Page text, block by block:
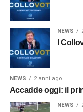
NEWS
I
NEWS 2 anni ago
Accadde oggi: il
NEWS